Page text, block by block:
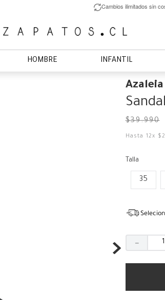
Cambios ilimitados sin
HOMBRE INFANTIL
Azaleia
$39.990
Hasta 12x $
Talla
35
－